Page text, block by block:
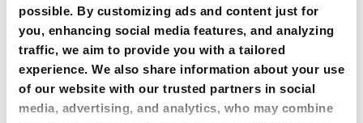
possible. By customizing ads and content just for
you, enhancing social media features, and analyzing
traffic, we aim to provide you with a tailored
experience. We also share information about your use
of our website with our trusted partners in social
media, advertising, and analytics, who may combine
FAQ WARUM PIEPT DIE FERNSTEUERUNG BEIM
START?
Eine Funktion der Fernsteuerung ist beim Einschalten noch
aktiviert. Stellen Sie sicher, dass sich die Steuerhebel sowie
die Steuerhebelknöpfe in Neutralstellung befinden.